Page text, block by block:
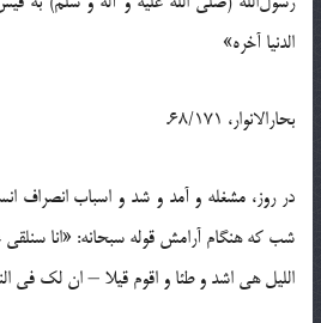
الدنیا آخره»
بحارالانوار، 68/171.
در روز، مشغله و آمد و شد و اسباب انصراف
شب که هنگام آرامش قوله سبحانه: «انا سنلقى
اللیل هى اشد و طئا و اقوم قیلا – ان لک فى